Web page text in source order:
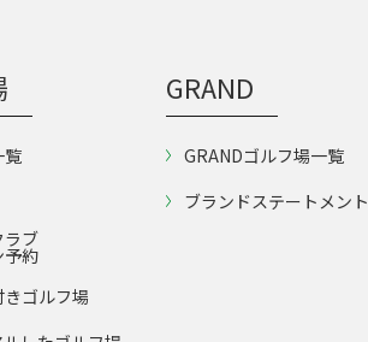
覧
ラブ
予約
ゴルフ場
GRAND
GRANDゴルフ場一覧
ブランドステートメント